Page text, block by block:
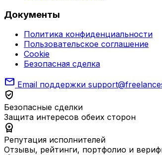
Документы
Политика конфиденциальности
Пользовательское соглашение
Cookie
Безопасная сделка
mail Email поддержки
verified_user
Безопасные сделки
Защита интересов обеих сторон
workspace_premium
Репутация исполнителей
Отзывы, рейтинги, портфолио и